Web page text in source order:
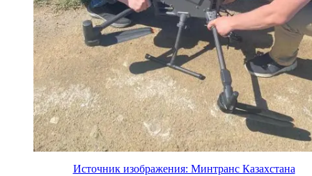
Источник изображения: Минтранс Казахстана